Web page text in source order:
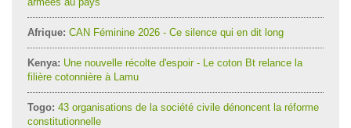
Afrique: CAN Féminine 2026 - Ce silence qui en dit long
Kenya: Une nouvelle récolte d'espoir - Le coton Bt relance la
filière cotonnière à Lamu
Togo: 43 organisations de la société civile dénoncent la réforme
constitutionnelle